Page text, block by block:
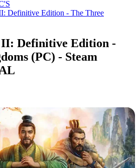
Definitive Edition - The Three
II: Definitive Edition -
(PC) - Steam